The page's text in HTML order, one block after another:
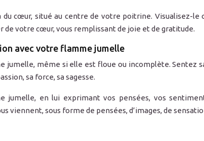
du cœur, situé au centre de votre poitrine. Visualisez-
de votre cœur, vous remplissant de joie et de gratitude.
avec votre flamme jumelle
jumelle, même si elle est floue ou incomplète. Sentez
sa force, sa sagesse.
jumelle, en lui exprimant vos pensées, vos
viennent, sous forme de pensées, d’images, de